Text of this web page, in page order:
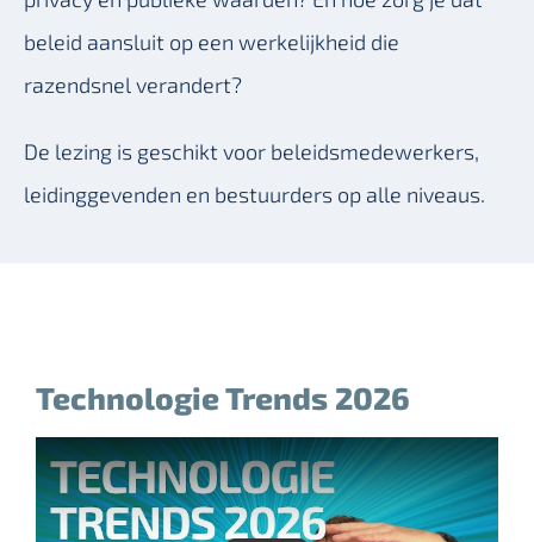
beleid aansluit op een werkelijkheid die
razendsnel verandert?
De lezing is geschikt voor beleidsmedewerkers,
leidinggevenden en bestuurders op alle niveaus.
Technologie Trends 2026